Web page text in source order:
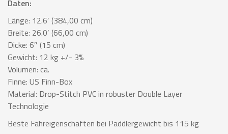
Daten:
Länge: 12.6′ (384,00 cm)
Breite: 26.0′ (66,00 cm)
Dicke: 6″ (15 cm)
Gewicht: 12 kg +/- 3%
Volumen: ca.
Finne: US Finn-Box
Material: Drop-Stitch PVC in robuster Double Layer
Technologie
Beste Fahreigenschaften bei Paddlergewicht bis 115 kg